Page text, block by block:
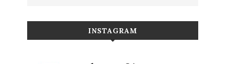
INSTAGRAM